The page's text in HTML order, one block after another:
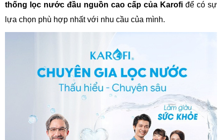
thống lọc nước đầu nguồn cao cấp của Karofi để có sự
lựa chọn phù hợp nhất với nhu cầu của mình.